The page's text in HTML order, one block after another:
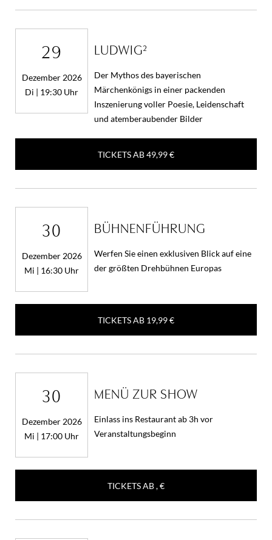
29
Dezember 2026
Di | 19:30 Uhr
LUDWIG²
Der Mythos des bayerischen
Märchenkönigs in einer packenden
Inszenierung voller Poesie, Leidenschaft
und atemberaubender Bilder
TICKETS AB49,99 €
30
Dezember 2026
Mi | 16:30 Uhr
BÜHNENFÜHRUNG
Werfen Sie einen exklusiven Blick auf eine
der größten Drehbühnen Europas
TICKETS AB 19,99 €
30
Dezember 2026
Mi | 17:00 Uhr
MENÜ ZUR SHOW
Einlass ins Restaurant ab 3h vor
Veranstaltungsbeginn
TICKETS AB, €